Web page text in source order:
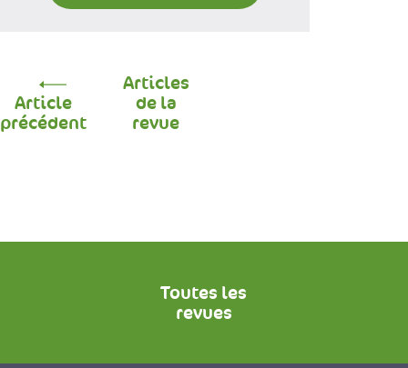
Article
précédent
Articles
de la
revue
Toutes les
revues